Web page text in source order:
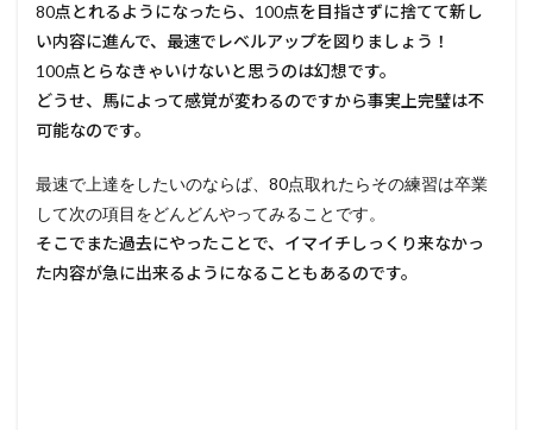
80点とれるようになったら、100点を目指さずに捨てて新し
い内容に進んで、最速でレベルアップを図りましょう！
100点とらなきゃいけないと思うのは幻想です。
どうせ、馬によって感覚が変わるのですから事実上完璧は不
可能なのです。
最速で上達をしたいのならば、80点取れたらその練習は卒業
して次の項目をどんどんやってみることです。
そこでまた過去にやったことで、イマイチしっくり来なかっ
た内容が急に出来るようになることもあるのです。